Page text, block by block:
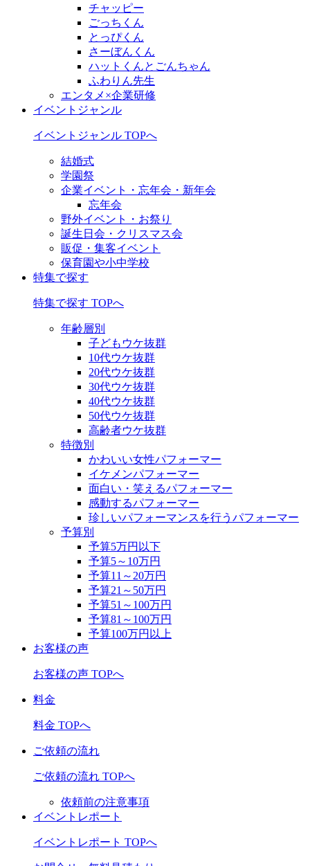
チャッピー
ごっちくん
とっぴくん
さーぼんくん
ハットくんとごんちゃん
ふわりん先生
エンタメ×企業研修
イベントジャンル
イベントジャンル TOPへ
結婚式
学園祭
企業イベント・忘年会・新年会
忘年会
野外イベント・お祭り
誕生日会・クリスマス会
販促・集客イベント
保育園や小中学校
特集で探す
特集で探す TOPへ
年齢層別
子どもウケ抜群
10代ウケ抜群
20代ウケ抜群
30代ウケ抜群
40代ウケ抜群
50代ウケ抜群
高齢者ウケ抜群
特徴別
かわいい女性パフォーマー
イケメンパフォーマー
面白い・笑えるパフォーマー
感動するパフォーマー
珍しいパフォーマンスを行うパフォーマー
予算別
予算5万円以下
予算5～10万円
予算11～20万円
予算21～50万円
予算51～100万円
予算81～100万円
予算100万円以上
お客様の声
お客様の声 TOPへ
料金
料金 TOPへ
ご依頼の流れ
ご依頼の流れ TOPへ
依頼前の注意事項
イベントレポート
イベントレポート TOPへ